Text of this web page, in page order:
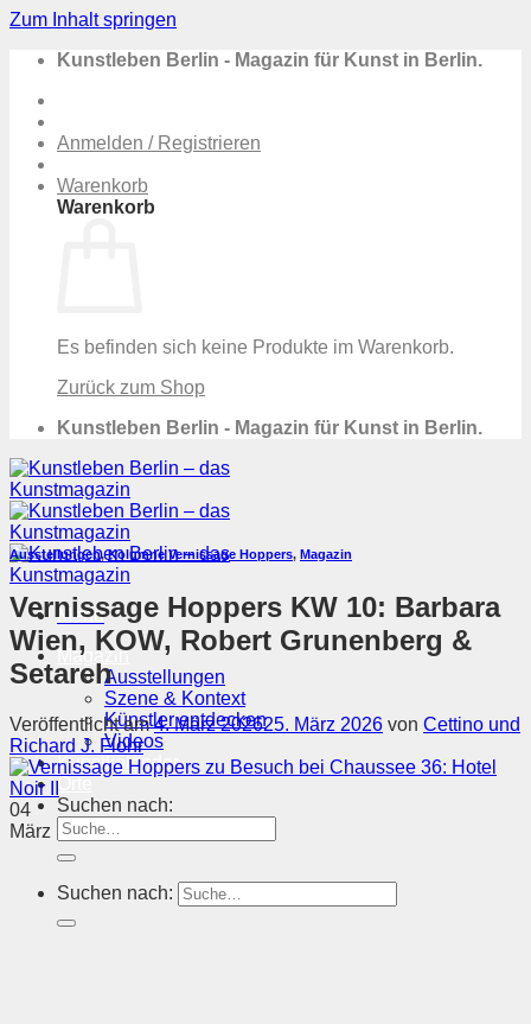
Zum Inhalt springen
Kunstleben Berlin - Magazin für Kunst in Berlin.
Anmelden / Registrieren
Warenkorb
Warenkorb
Es befinden sich keine Produkte im Warenkorb.
Zurück zum Shop
Kunstleben Berlin - Magazin für Kunst in Berlin.
Menü
Magazin
Ausstellungen
Szene & Kontext
Künstler entdecken
Videos
Kunstkalender
Orte
Suchen nach:
Suchen nach:
Ausstellungen,Kolumne Vernissage Hoppers, Magazin
Vernissage Hoppers KW 10: Barbara
Wien, KOW, Robert Grunenberg &
Setareh
Veröffentlicht am4. März 202625. März 2026 von Cettino und
Richard J. Flohr
04
März